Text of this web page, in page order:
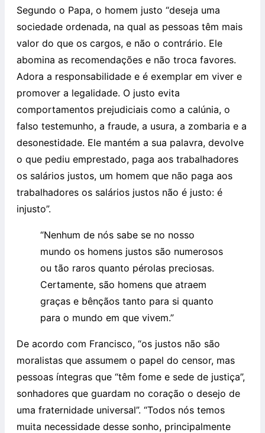
Segundo o Papa, o homem justo “deseja uma
sociedade ordenada, na qual as pessoas têm mais
valor do que os cargos, e não o contrário. Ele
abomina as recomendações e não troca favores.
Adora a responsabilidade e é exemplar em viver e
promover a legalidade. O justo evita
comportamentos prejudiciais como a calúnia, o
falso testemunho, a fraude, a usura, a zombaria e a
desonestidade. Ele mantém a sua palavra, devolve
o que pediu emprestado, paga aos trabalhadores
os salários justos, um homem que não paga aos
trabalhadores os salários justos não é justo: é
injusto”.
“Nenhum de nós sabe se no nosso
mundo os homens justos são numerosos
ou tão raros quanto pérolas preciosas.
Certamente, são homens que atraem
graças e bênçãos tanto para si quanto
para o mundo em que vivem.”
De acordo com Francisco, “os justos não são
moralistas que assumem o papel do censor, mas
pessoas íntegras que “têm fome e sede de justiça”,
sonhadores que guardam no coração o desejo de
uma fraternidade universal”. “Todos nós temos
muita necessidade desse sonho, principalmente